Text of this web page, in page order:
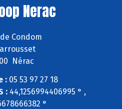
Nerac
Condom
Nérac
:05 53 97 27 18
:44,1256994406995 ° ,
°